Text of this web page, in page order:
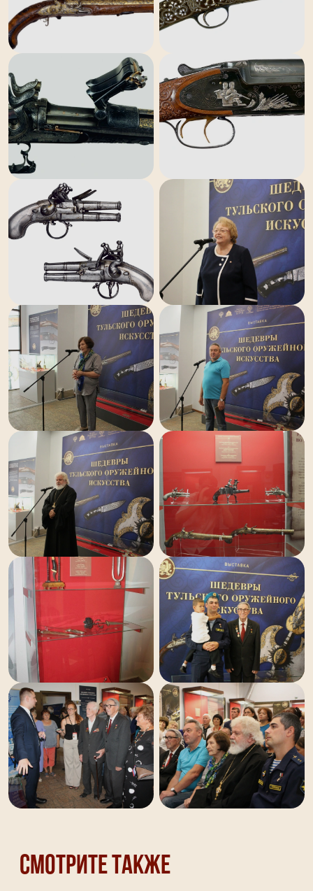
Смотрите также